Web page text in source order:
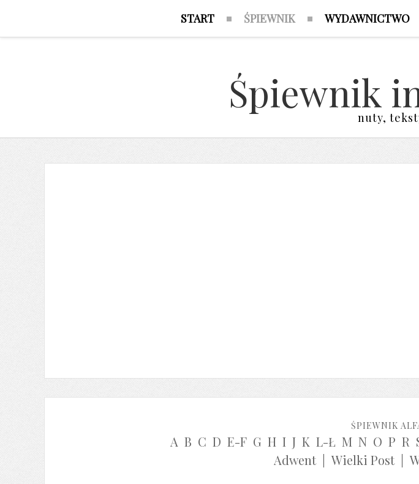
START ŚPIEWNIK WYDAWNICTWO
Śpiewnik
nuty,
ŚPIEWNIK
A B C D E-F G H I J K L-Ł M N O P R
Adwent| Wielki Post|